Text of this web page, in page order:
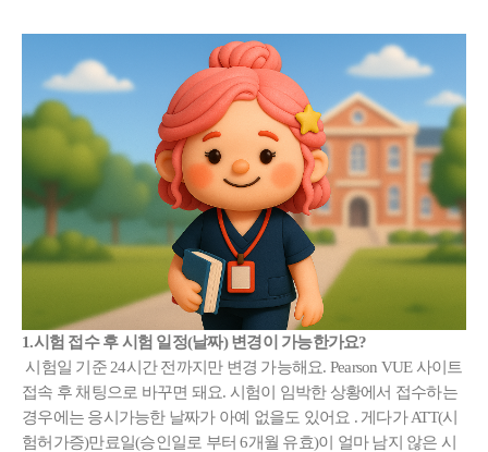
1.시험 접수 후 시험 일정(날짜) 변경이 가능한가요?
시험일 기준 24시간 전까지만 변경 가능해요. Pearson VUE 사이트
접속 후 채팅으로 바꾸면 돼요. 시험이 임박한 상황에서 접수하는
경우에는 응시가능한 날짜가 아예 없을도 있어요 . 게다가 ATT(시
험허가증)만료일(승인일로 부터 6개월 유효)이 얼마 남지 않은 시